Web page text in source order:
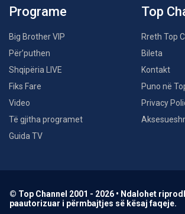
Programe
Big Brother VIP
Për’puthen
Shqipëria LIVE
Fiks Fare
Video
Të gjitha programet
Guida TV
Top
Rreth Top
Bileta
Kontakt
Puno në
Privacy
© Top Channel 2001 - 2026 • Ndalohet
paautorizuar i përmbajtjes së kësaj faqeje.